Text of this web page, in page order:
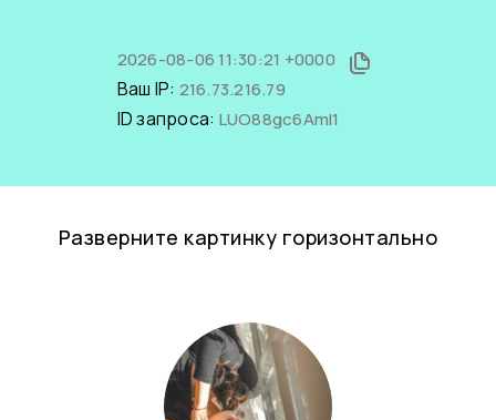
2026-08-06 11:30:21 +0000
Ваш IP: 216.73.216.79
ID запроса: LUO88gc6AmI1
Разверните картинку горизонтально